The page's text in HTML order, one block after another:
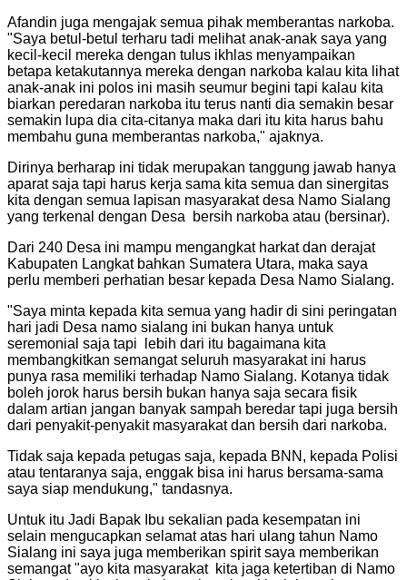
Afandin juga mengajak semua pihak memberantas narkoba.
"Saya betul-betul terharu tadi melihat anak-anak saya yang
kecil-kecil mereka dengan tulus ikhlas menyampaikan
betapa ketakutannya mereka dengan narkoba kalau kita lihat
anak-anak ini polos ini masih seumur begini tapi kalau kita
biarkan peredaran narkoba itu terus nanti dia semakin besar
semakin lupa dia cita-citanya maka dari itu kita harus bahu
membahu guna memberantas narkoba," ajaknya.
Dirinya berharap ini tidak merupakan tanggung jawab hanya
aparat saja tapi harus kerja sama kita semua dan sinergitas
kita dengan semua lapisan masyarakat desa Namo Sialang
yang terkenal dengan Desa bersih narkoba atau (bersinar).
Dari 240 Desa ini mampu mengangkat harkat dan derajat
Kabupaten Langkat bahkan Sumatera Utara, maka saya
perlu memberi perhatian besar kepada Desa Namo Sialang.
"Saya minta kepada kita semua yang hadir di sini peringatan
hari jadi Desa namo sialang ini bukan hanya untuk
seremonial saja tapi lebih dari itu bagaimana kita
membangkitkan semangat seluruh masyarakat ini harus
punya rasa memiliki terhadap Namo Sialang. Kotanya tidak
boleh jorok harus bersih bukan hanya saja secara fisik
dalam artian jangan banyak sampah beredar tapi juga bersih
dari penyakit-penyakit masyarakat dan bersih dari narkoba.
Tidak saja kepada petugas saja, kepada BNN, kepada Polisi
atau tentaranya saja, enggak bisa ini harus bersama-sama
saya siap mendukung," tandasnya.
Untuk itu Jadi Bapak Ibu sekalian pada kesempatan ini
selain mengucapkan selamat atas hari ulang tahun Namo
Sialang ini saya juga memberikan spirit saya memberikan
semangat "ayo kita masyarakat kita jaga ketertiban di Namo